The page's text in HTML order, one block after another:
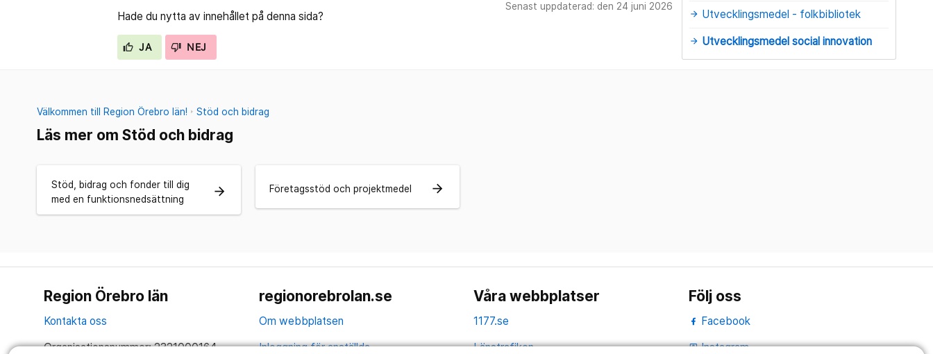
Hade du nytta av innehållet på denna sida?
JA NEJ
Senast uppdaterad: den 24 juni 2026
arrow_forward Utvecklingsmedel - folkbibliotek
arrow_forward Utvecklingsmedel social innovation
Välkommen till Region Örebro län! Stöd och bidrag
Läs mer om Stöd och bidrag
Stöd, bidrag och fonder till dig
med en funktionsnedsättning
arrow_forward Företagsstöd och projektmedel arrow_forward
Region Örebro län
Kontakta oss
Organisationsnummer: 2321000164
regionorebrolan.se
Om webbplatsen
Inloggning för anställda
Våra webbplatser
1177.se
Länstrafiken
Följ oss
Facebook
portraitInstagram